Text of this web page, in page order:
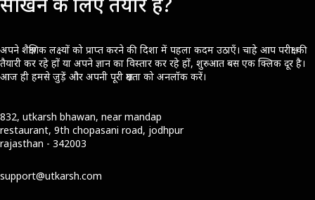
अपने शैक्षणिक लक्ष्यों को प्राप्त करने की दिशा में पहला कदम उठाएँ। चाहे आप परीक्षा की
तैयारी कर रहे हों या अपने ज्ञान का विस्तार कर रहे हों, शुरुआत बस एक क्लिक दूर है।
आज ही हमसे जुड़ें और अपनी पूरी क्षमता को अनलॉक करें।
832, utkarsh bhawan, near mandap
restaurant, 9th chopasani road, jodhpur
rajasthan - 342003
support@utkarsh.com